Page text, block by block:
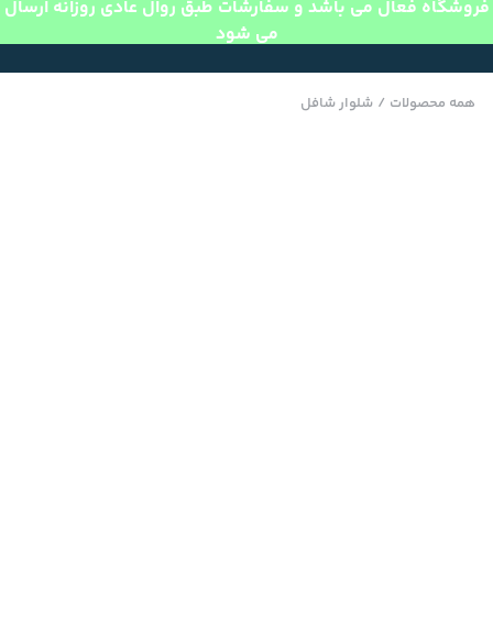
فروشگاه فعال می باشد و سفارشات طبق روال عادی روزانه ارسال
می شود
همه محصولات / شلوار شافل